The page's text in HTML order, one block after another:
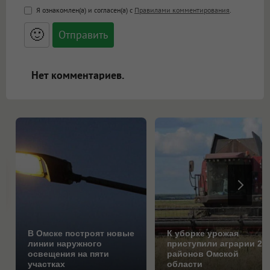
<b>, <strong>, <u>, <i>, <em>, <s>, <big>,
<small>, <sup>, <sub>, <pre>, <ul>, <ol>, <li>,
<blockquote>, <code> экранирует HTML,
адреса URL автоматически становятся
ссылками, и [img]адрес[/img] будет
Я ознакомлен(а) и согласен(а) с Правилами комментирования.
🙂
Нет комментариев.
В Омске построят новые
линии наружного
освещения на пяти
участках
К уборке урожая
приступили аграрии 25
районов Омской
области